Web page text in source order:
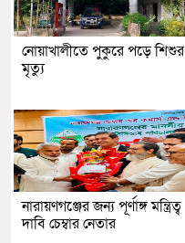
নোয়াখালীতে পুকুরে পড়ে শিশুর
মৃত্যু
নারায়ণগঞ্জের জন্য পূর্ণাঙ্গ মন্ত্রিত্ব
দাবি চেম্বার নেতার